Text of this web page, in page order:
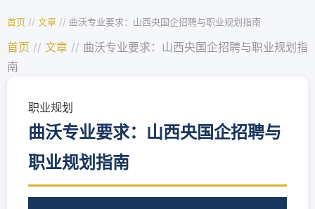
首页 // 文章 // 曲沃专业要求：山西央国企招聘与职业规划指南
首页 // 文章 // 曲沃专业要求：山西央国企招聘与职业规划指
南
职业规划
曲沃专业要求：山西央国企招聘与
职业规划指南